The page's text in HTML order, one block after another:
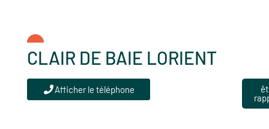
CLAIR DE BAIE LORIENT
Afficher le téléphone